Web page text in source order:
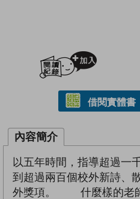
借閱實體書
內容簡介
以五年時間，指導超過一
到超過兩百個校外新詩、
外獎項。 什麼樣的老師